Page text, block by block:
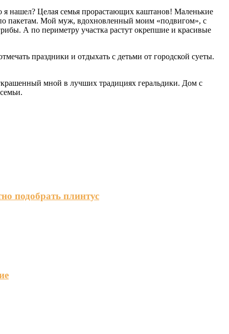
я нашел? Целая семья прорастающих каштанов! Маленькие
пакетам. Мой муж, вдохновленный моим «подвигом», с
А по периметру участка растут окрепшие и красивые
праздники и отдыхать с детьми от городской суеты.
мной в лучших традициях геральдики. Дом с
подобрать плинтус